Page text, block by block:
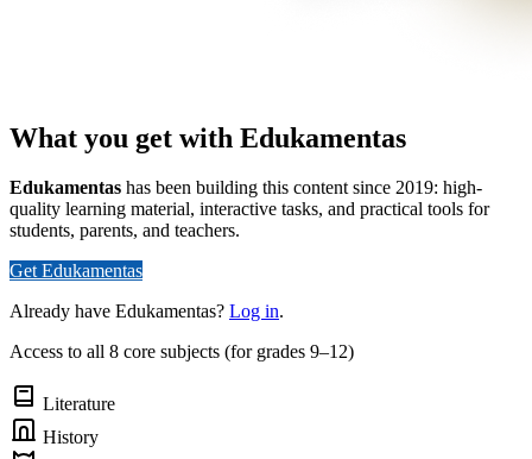
What you get with Edukamentas
Edukamentas has been building this content since 2019: high-
quality learning material, interactive tasks, and practical tools for
students, parents, and teachers.
Get Edukamentas
Already have Edukamentas? Log in.
Access to all 8 core subjects (for grades 9–12)
Literature
History